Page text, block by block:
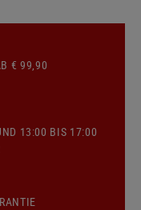
€ 99,90
13:00 BIS 17:00